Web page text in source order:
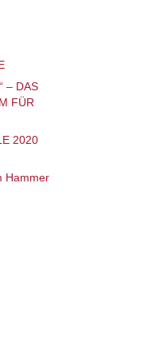
– DAS
FÜR
2020
Hammer